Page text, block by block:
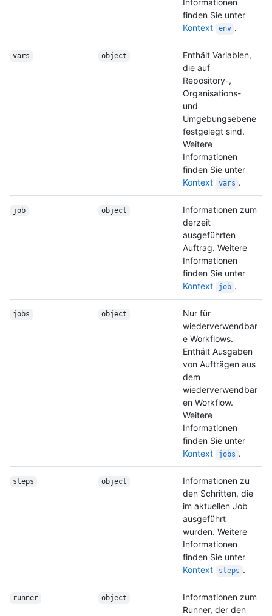
Informationen
finden Sie unter
Kontext
env .
vars object
Enthält Variablen,
die auf
Repository-,
Organisations-
und
Umgebungsebene
festgelegt sind.
Weitere
Informationen
finden Sie unter
Kontext
vars .
job object
Informationen zum
derzeit
ausgeführten
Auftrag. Weitere
Informationen
finden Sie unter
Kontext
job .
jobs object
Nur für
wiederverwendbar
e Workflows.
Enthält Ausgaben
von Aufträgen aus
dem
wiederverwendbar
en Workflow.
Weitere
Informationen
finden Sie unter
Kontext
jobs .
steps object
Informationen zu
den Schritten, die
im aktuellen Job
ausgeführt
wurden. Weitere
Informationen
finden Sie unter
Kontext
steps .
runner object
Informationen zum
Runner, der den